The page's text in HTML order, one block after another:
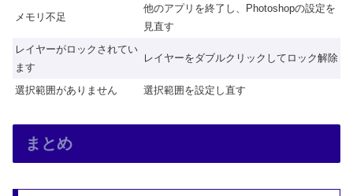
メモリ不足
他のアプリを終了し、Photoshopの設定を
見直す
レイヤーがロックされてい
ます
レイヤーをダブルクリックしてロック解除
選択範囲がありません 選択範囲を設定し直す
まとめ